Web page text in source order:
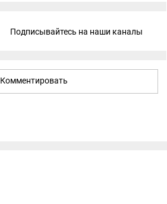
Подписывайтесь на наши каналы
Комментировать